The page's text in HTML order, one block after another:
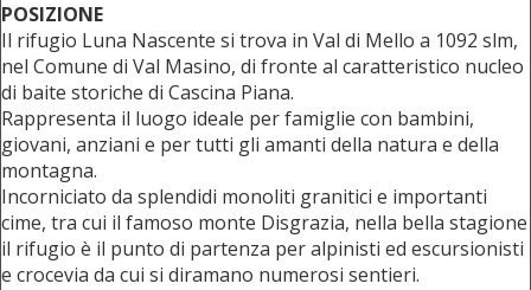
POSIZIONE
Il rifugio Luna Nascente si trova in Val di Mello a 1092 slm,
nel Comune di Val Masino, di fronte al caratteristico nucleo
di baite storiche di Cascina Piana.
Rappresenta il luogo ideale per famiglie con bambini,
giovani, anziani e per tutti gli amanti della natura e della
montagna.
Incorniciato da splendidi monoliti granitici e importanti
cime, tra cui il famoso monte Disgrazia, nella bella stagione
il rifugio è il punto di partenza per alpinisti ed escursionisti
e crocevia da cui si diramano numerosi sentieri.